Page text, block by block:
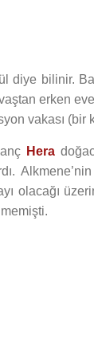
diye bilinir.
erken
vakası (bir
Hera
olacağı